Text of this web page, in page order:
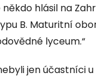
někdo hlásil na
B. Maturitní
lyceum.“
jen účastníci